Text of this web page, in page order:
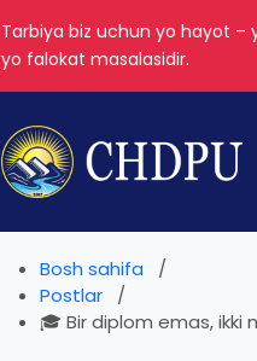
Tarbiya biz uchun yo hayot
yo falokat masalasidir.
Bosh sahifa
Postlar
🎓 Bir diplom emas, ikki